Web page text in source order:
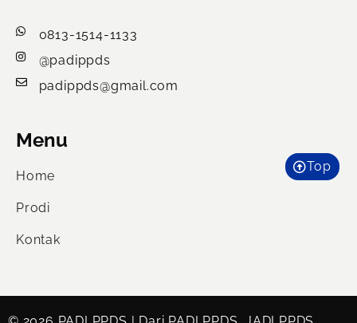
0813-1514-1133
@padippds
padippds@gmail.com
Menu
Home
Prodi
Kontak
Top